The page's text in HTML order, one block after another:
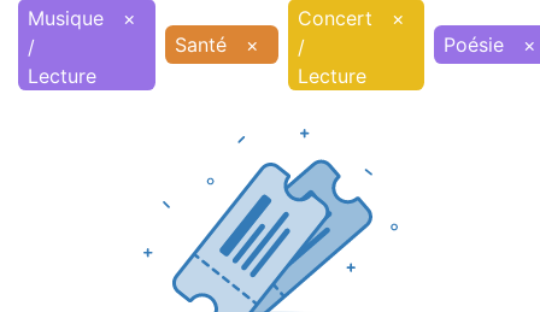
Musique
/
Lecture
×
Santé
×
Concert
/
Lecture
×
Poésie
×